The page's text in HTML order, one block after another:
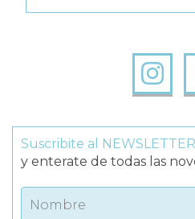
Suscribite al NEWSLETTER
y enterate de todas las